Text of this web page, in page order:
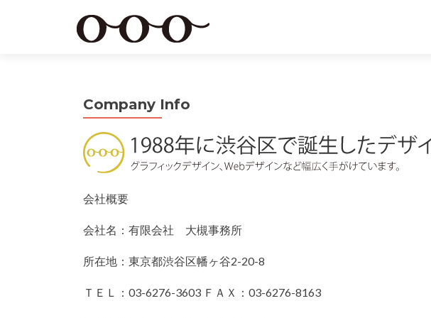
Company Info
会社概要
会社名：有限会社 大槻事務所
所在地：東京都渋谷区幡ヶ谷2-20-8
ＴＥＬ：03-6276-3603 ＦＡＸ：03-6276-8163